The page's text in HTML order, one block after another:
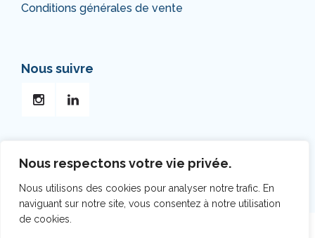
Nous respectons votre vie privée.
Nous utilisons des cookies pour analyser notre trafic. En
naviguant sur notre site, vous consentez à notre utilisation
de cookies.
Conditions générales de vente
Nous suivre